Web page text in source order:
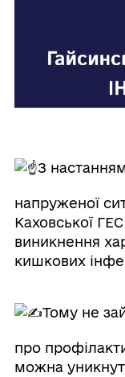
З
напруженої
Каховської
виникнення
кишкових
Тому не
про
можна